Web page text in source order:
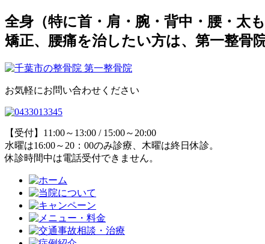
全身（特に首・肩・腕・背中・腰・太
矯正、腰痛を治したい方は、第一整骨
お気軽にお問い合わせください
【受付】11:00～13:00 / 15:00～20:00
水曜は16:00～20：00のみ診療、木曜は終日休診。
休診時間中は電話受付できません。